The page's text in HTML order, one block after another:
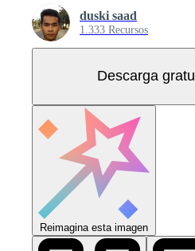
duski saad
1.333 Recursos
Descarga
Reimagina esta imagen